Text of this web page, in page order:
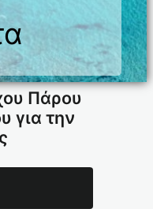
Πάρου
για την